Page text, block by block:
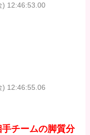
) 12:46:53.00
) 12:46:55.06
チームの脚質分